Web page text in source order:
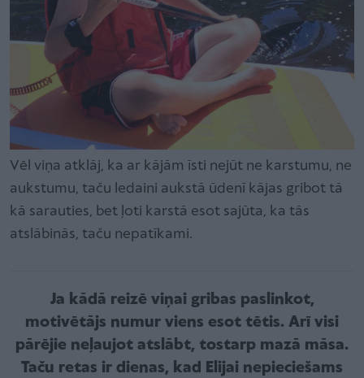
Vēl viņa atklāj, ka ar kājām īsti nejūt ne karstumu, ne
aukstumu, taču ledaini aukstā ūdenī kājas gribot tā
kā sarauties, bet ļoti karstā esot sajūta, ka tās
atslābinās, taču nepatīkami.
Ja kādā reizē viņai gribas paslinkot,
motivētājs numur viens esot tētis. Arī visi
pārējie neļaujot atslābt, tostarp mazā māsa.
Taču retas ir dienas, kad Elijai nepieciešams